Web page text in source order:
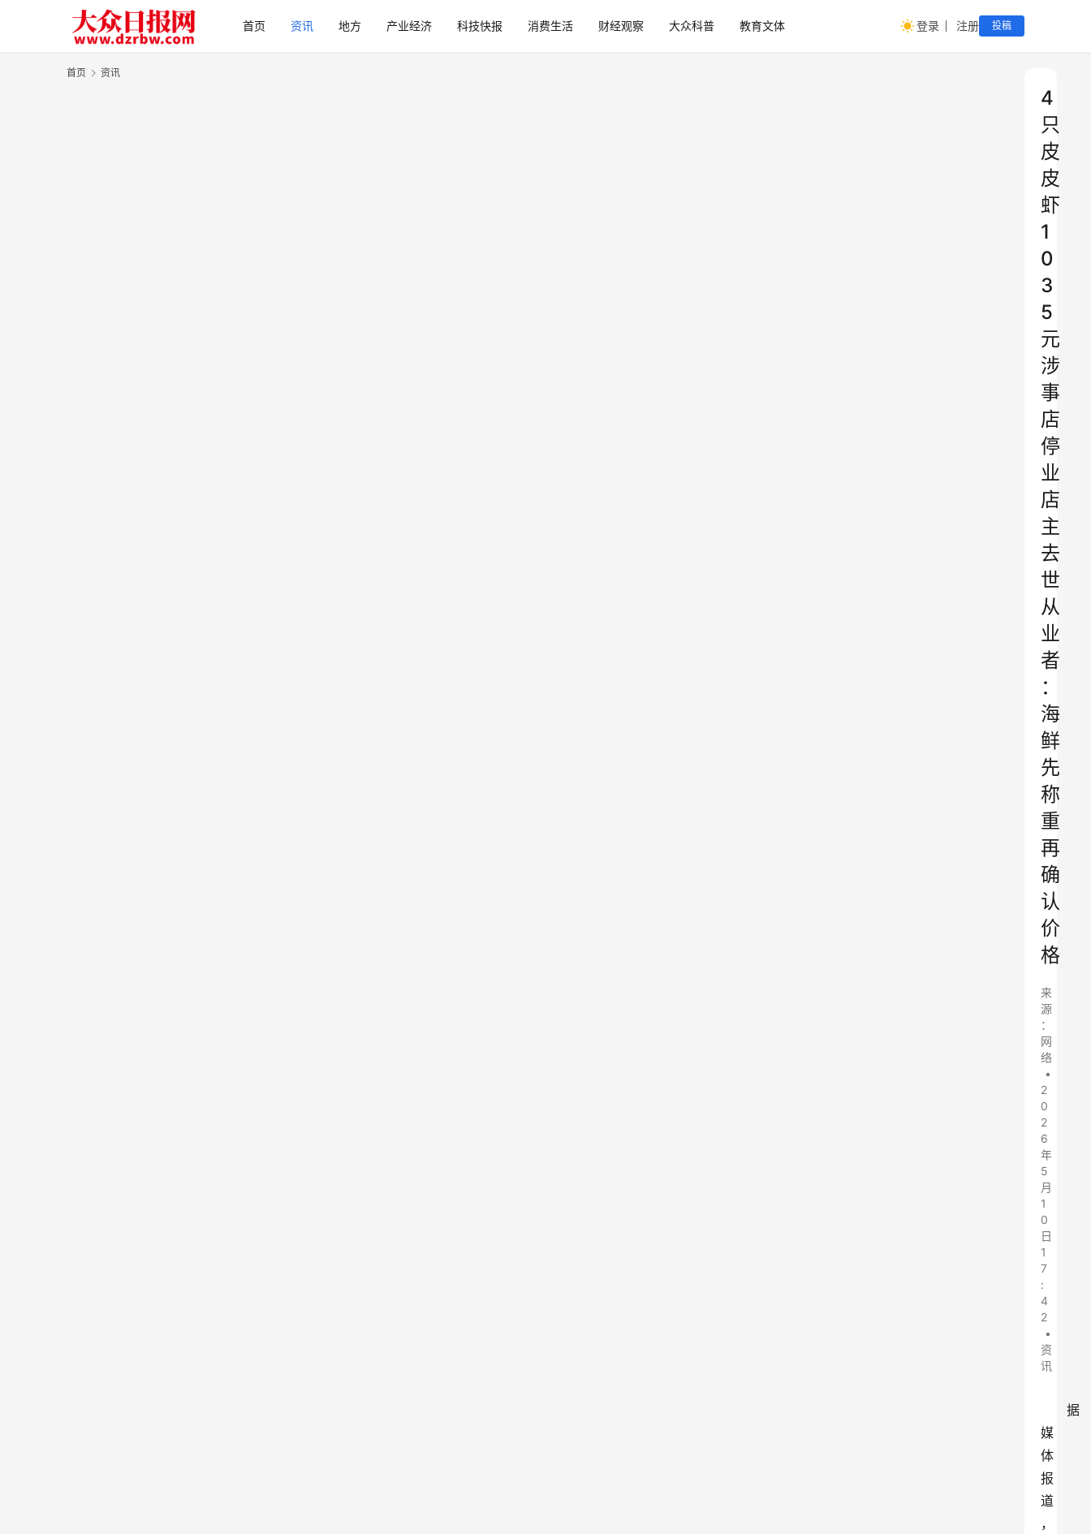
首页 资讯 地方 产业经济 科技快报 消费生活 财经观察 大众科普 教育文体 登录 注册 投稿
首页 资讯
4
只
皮
皮
虾
1
0
3
5
元
涉
事
店
停
业
店
主
去
世
从
业
者
：
海
鲜
先
称
重
再
确
认
价
格
来
源
：
网
络
•
2
0
2
6
年
5
月
1
0
日
1
7
:
4
2
•
资
讯
据
媒
体
报
道
，